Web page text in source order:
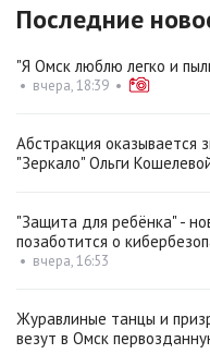
Последние
"Я Омск люблю легко и
• вчера, 18:39 •
Абстракция оказывается
"Зеркало" Ольги
"Защита для ребёнка" -
позаботится о
• вчера, 16:53
Журавлиные танцы и
везут в Омск